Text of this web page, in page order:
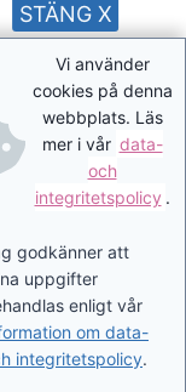
något i
Vi använder
cookies på denna
webbplats. Läs
mer i vår data-
och
integritetspolicy .
godkänner att
uppgifter
enligt vår
om data-
integritetspolicy.
STÄNG X